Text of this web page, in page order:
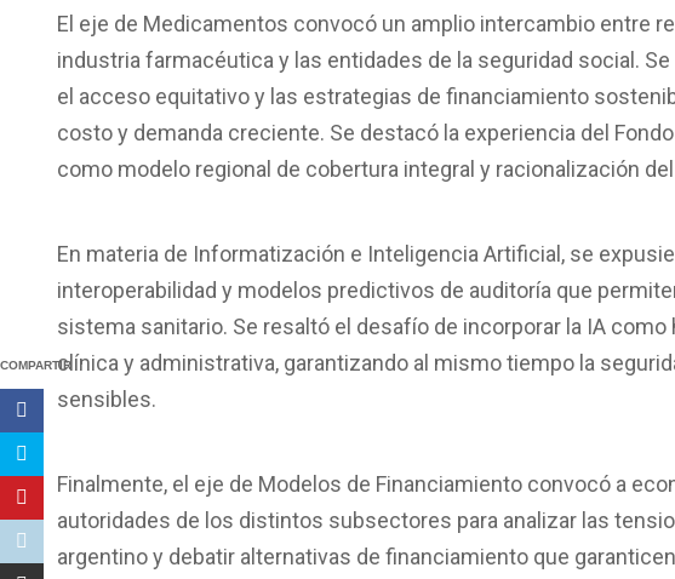
COMPARTIR
El eje de Medicamentos convocó un amplio intercambio entre
industria farmacéutica y las entidades de la seguridad social.
el acceso equitativo y las estrategias de financiamiento
costo y demanda creciente. Se destacó la experiencia del
como modelo regional de cobertura integral y racionalización
En materia de Informatización e Inteligencia Artificial, se
interoperabilidad y modelos predictivos de auditoría que
sistema sanitario. Se resaltó el desafío de incorporar la IA
clínica y administrativa, garantizando al mismo tiempo la
sensibles.
Finalmente, el eje de Modelos de Financiamiento convocó a
autoridades de los distintos subsectores para analizar las
argentino y debatir alternativas de financiamiento que